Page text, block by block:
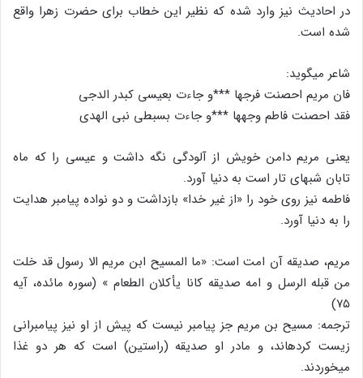
در احادیث نیز وارد شده که نظیر این خطاب برای حضرت زهرا واقع
شده است.
شاعر می‏گوید:
فان مریم احصنت فرجها ***و جاءت بعیسی کبدر الدجی
فقد احصنت فاطم وجهها ***و جاءت بسبطی نبی الهدی
یعنی مریم دامن خویش از آلودگی نگه داشت و عیسی را که ماه
تابان‏ شبهای تار است به دنیا آورد.
فاطمه نیز روی خود را «از غیر خدا» بازداشت و دو نواده پیامبر هدایت
را به دنیا آورد.
مریم، صدیقه آن امت است: «ما المسیح ابن مریم الا رسول قد خلت
من‏ قبله الرسل و امه صدیقه کانا یأکلان الطعام » (سوره مائده، آیه
۷۵)
ترجمه: مسیح بن مریم جز پیامبر نیست که پیش از او نیز پیامبرانی
زیست کرده‏اند، و مادر او صدیقه (راستین) است که هر دو غذا
می‏خوردند.